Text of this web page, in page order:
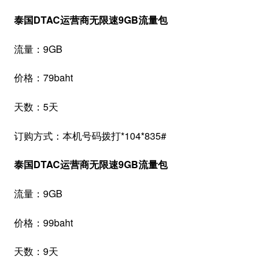
泰国DTAC运营商无限速9GB流量包
流量：9GB
价格：79baht
天数：5天
订购方式：本机号码拨打*104*835#
泰国DTAC运营商无限速9GB流量包
流量：9GB
价格：99baht
天数：9天